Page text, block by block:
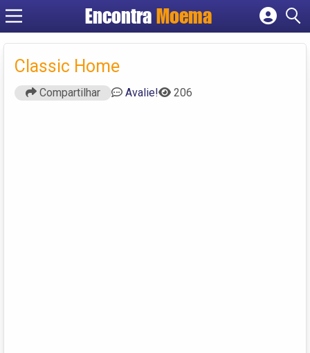
Encontra Moema
Classic Home
Compartilhar Avalie! 206